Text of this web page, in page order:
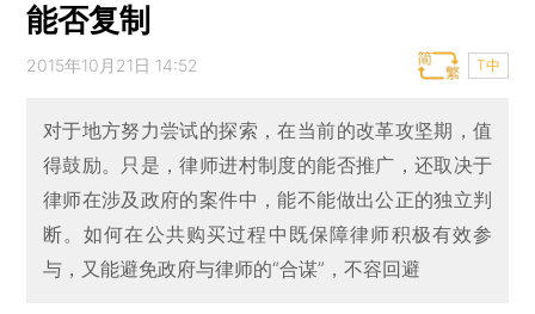
能否复制
2015年10月21日 14:52 T中
对于地方努力尝试的探索，在当前的改革攻坚期，值
得鼓励。只是，律师进村制度的能否推广，还取决于
律师在涉及政府的案件中，能不能做出公正的独立判
断。如何在公共购买过程中既保障律师积极有效参
与，又能避免政府与律师的“合谋”，不容回避